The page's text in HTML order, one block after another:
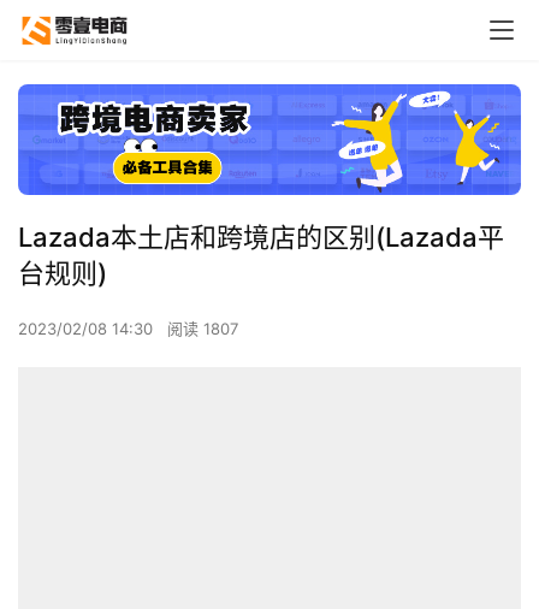
Lazada本土店和跨境店的区别(Lazada平
台规则)
2023/02/08 14:30 阅读 1807